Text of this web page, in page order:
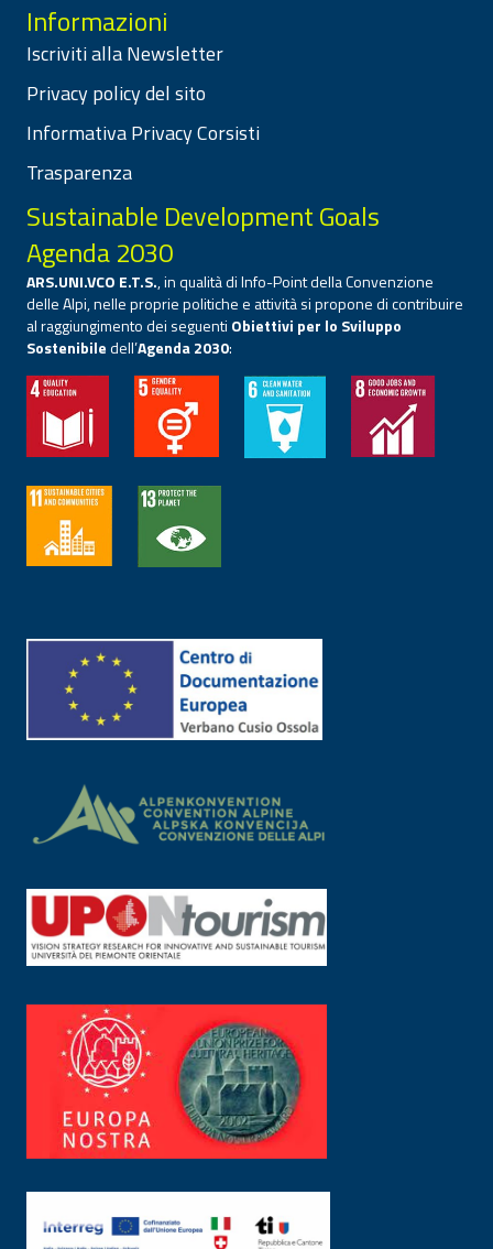
Informazioni
Iscriviti alla Newsletter
Privacy policy del sito
Informativa Privacy Corsisti
Trasparenza
Sustainable Development Goals
Agenda 2030
ARS.UNI.VCO E.T.S., in qualità di Info-Point della Convenzione
delle Alpi, nelle proprie politiche e attività si propone di contribuire
al raggiungimento dei seguenti Obiettivi per lo Sviluppo
Sostenibiledell’Agenda 2030: